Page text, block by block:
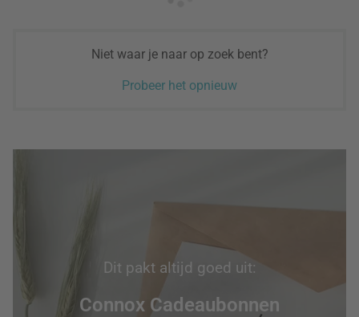
Niet waar je naar op zoek bent?
Probeer het opnieuw
Dit pakt altijd goed uit:
Connox Cadeaubonnen